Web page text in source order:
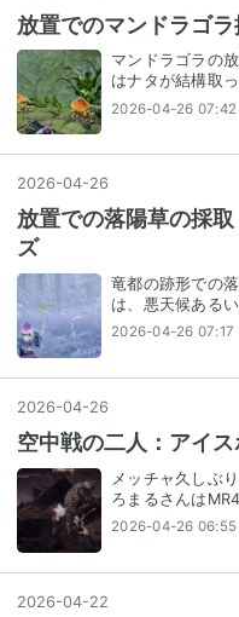
放置でのマンドラゴ
マンドラゴラの
はナタが結構取
2026-04-26 07:42
2026-04-26
放置での落陽草の採
ズ
竜都の跡形での
は、悪天候ある
2026-04-26 07:17
2026-04-26
空中戦の二人：アイス
メッチャ久しぶ
ろまるさんは
2026-04-26 06:55
2026-04-22